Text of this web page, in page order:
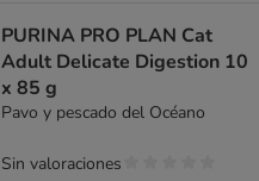
PURINA PRO PLAN Cat
Adult Delicate Digestion 10
x 85 g
Pavo y pescado del Océano
Sin valoraciones